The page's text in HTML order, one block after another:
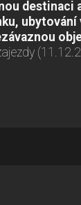
destinaci